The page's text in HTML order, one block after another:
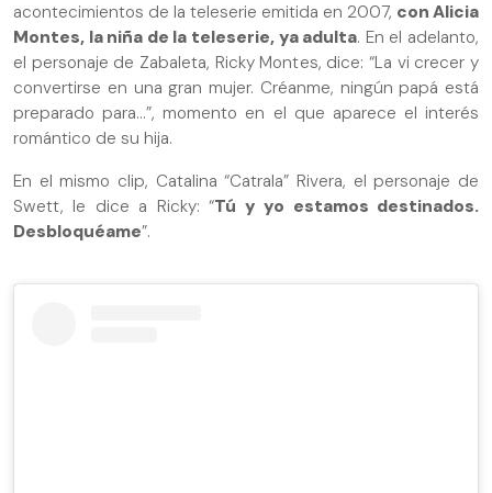
acontecimientos de la teleserie emitida en 2007, con Alicia
Montes, la niña de la teleserie, ya adulta. En el adelanto,
el personaje de Zabaleta, Ricky Montes, dice: “La vi crecer y
convertirse en una gran mujer. Créanme, ningún papá está
preparado para…”, momento en el que aparece el interés
romántico de su hija.
En el mismo clip, Catalina “Catrala” Rivera, el personaje de
Swett, le dice a Ricky: “Tú y yo estamos destinados.
Desbloquéame”.